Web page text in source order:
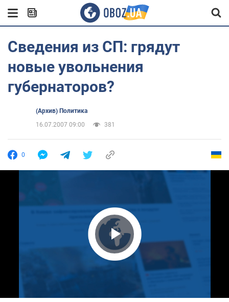
Сведения из СП: грядут
новые увольнения
губернаторов?
(Архив) Политика
16.07.2007 09:00
381
0
Play Video